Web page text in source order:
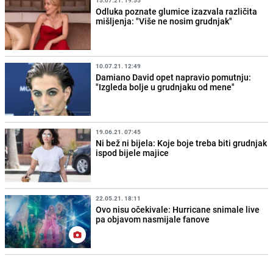
Odluka poznate glumice izazvala različita
mišljenja: "Više ne nosim grudnjak"
10.07.21. 12:49
Damiano David opet napravio pomutnju:
"Izgleda bolje u grudnjaku od mene"
19.06.21. 07:45
Ni bež ni bijela: Koje boje treba biti grudnjak
ispod bijele majice
22.05.21. 18:11
Ovo nisu očekivale: Hurricane snimale live
pa objavom nasmijale fanove